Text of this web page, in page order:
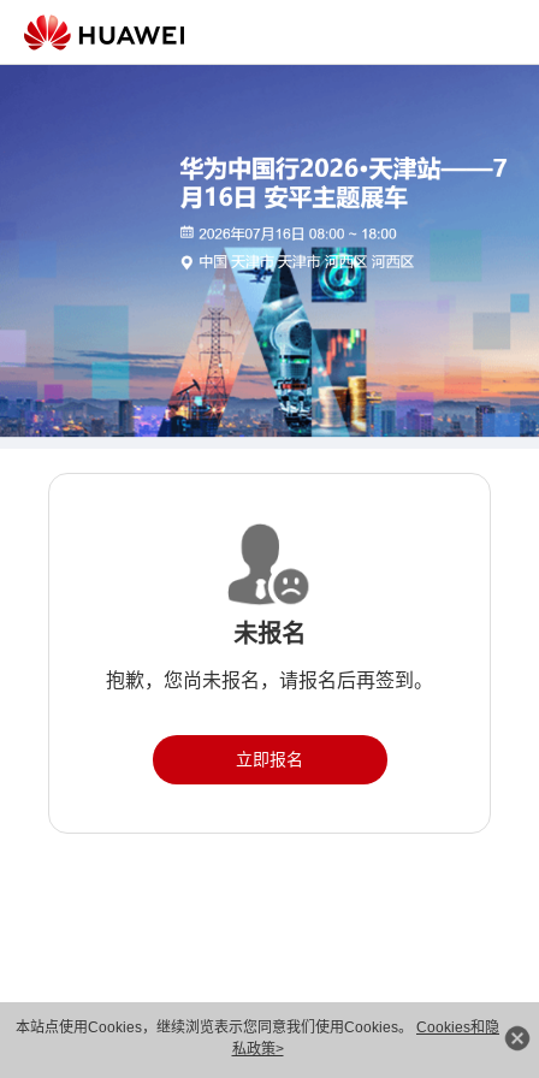
本站点使用Cookies，继续浏览表示您同意我们使用Cookies。 Cookies和隐
私政策>
未报名
抱歉，您尚未报名，请报名后再签到。
立即报名
版权所有 © 华为技术有限公司 1998-2026。 保留一切权利。粤A2-20044005号
隐私保护
法律声明